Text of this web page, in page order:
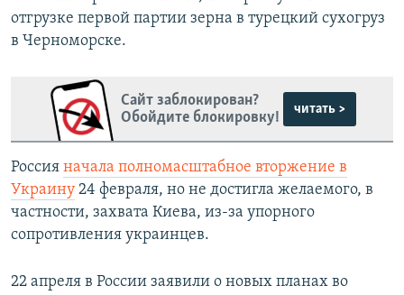
отгрузке первой партии зерна в турецкий сухогруз
в Черноморске.
Сайт заблокирован?
Обойдите блокировку!
читать >
Россия начала полномасштабное вторжение в
Украину 24 февраля, но не достигла желаемого, в
частности, захвата Киева, из-за упорного
сопротивления украинцев.
22 апреля в России заявили о новых планах во